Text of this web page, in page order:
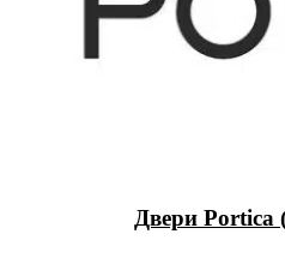
Двери Portica